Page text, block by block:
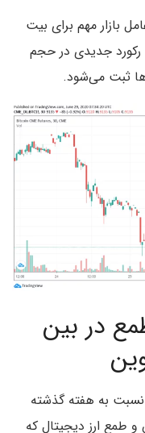
بازار مهم برای بیت
رکورد جدیدی در حجم
ثبت می‌شود.
در بین
به هفته گذشته
ارز دیجیتال که